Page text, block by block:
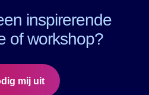
inspirerende
of workshop?
mij uit